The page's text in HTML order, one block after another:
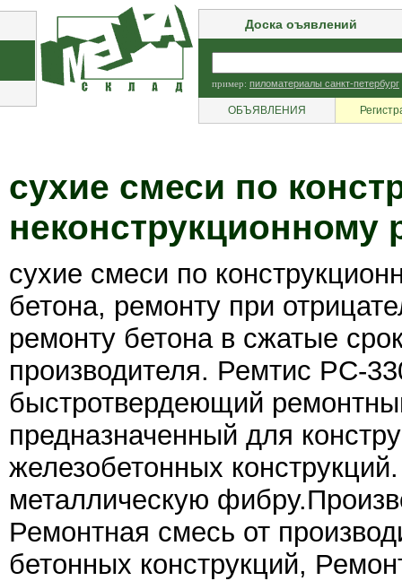
Доска оъявлений
пример: пиломатериалы санкт-петербург
ОБЪЯВЛЕНИЯ
сухие смеси по
неконструкционному
сухие смеси по
бетона, ремонту при
ремонту бетона в сжатые
производителя. Ремтис РС-
быстротвердеющий
предназначенный для
железобетонных
металлическую
Ремонтная смесь от
бетонных конструкций,